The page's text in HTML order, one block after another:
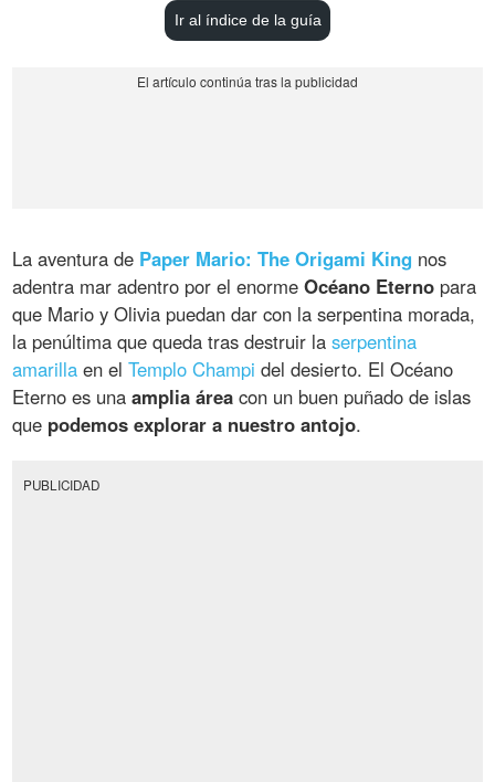
Ir al índice de la guía
La aventura de Paper Mario: The Origami King nos
adentra mar adentro por el enormeOcéano Eterno para
que Mario y Olivia puedan dar con la serpentina morada,
la penúltima que queda tras destruir laserpentina
amarilla en elTemplo Champi del desierto. El Océano
Eterno es unaamplia área con un buen puñado de islas
que podemos explorar a nuestro antojo.
PUBLICIDAD